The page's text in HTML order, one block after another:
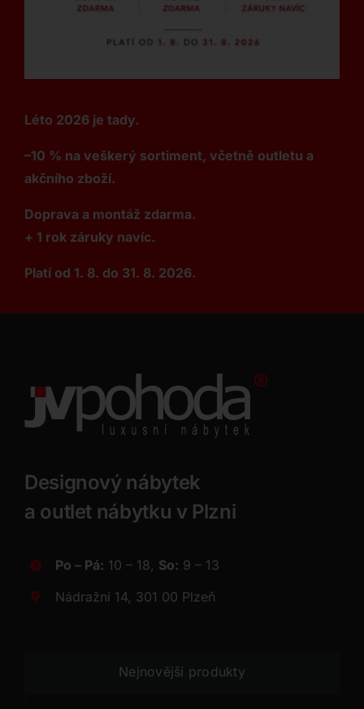
Léto 2026 je tady.
–10 % na veškerý sortiment, včetně outletu a
akčního zboží.
Doprava a montáž zdarma.
+ 1 rok záruky navíc.
Platí od 1. 8. do 31. 8. 2026.
Designový nábytek
a outlet nábytku v Plzni
Po – Pá: 10 – 18, So: 9 – 13
Nádražní 14, 301 00 Plzeň
Nejnovější produkty